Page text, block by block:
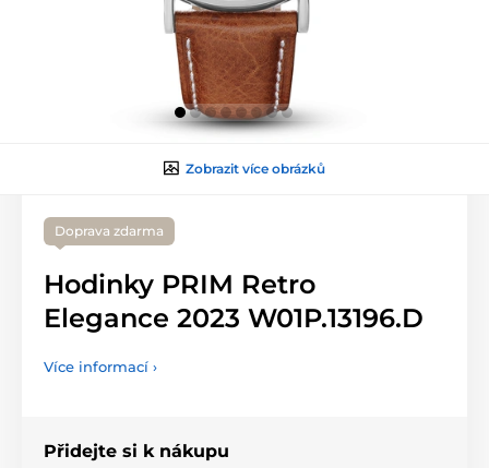
Zobrazit více obrázků
Doprava zdarma
Hodinky PRIM Retro
Elegance 2023 W01P.13196.D
Více informací ›
Přidejte si k nákupu